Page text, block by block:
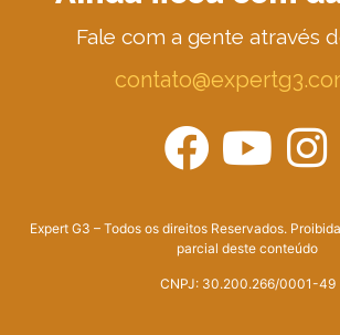
Fale com a gente através
Expert G3 – Todos os direitos Reservados.
parcial deste conteúdo
CNPJ: 30.200.266/0001-49